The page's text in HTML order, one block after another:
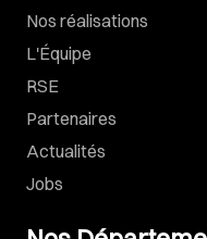
Nos réalisations
L'Équipe
RSE
Partenaires
Actualités
Jobs